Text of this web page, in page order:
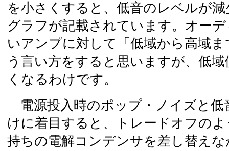
を小さくすると、低音のレベルが
グラフが記載されています。オー
いアンプに対して「低域から高域
う言い方をすると思いますが、低
くなるわけです。
電源投入時のポップ・ノイズと低
けに着目すると、トレードオフの
持ちの電解コンデンサを差し替え